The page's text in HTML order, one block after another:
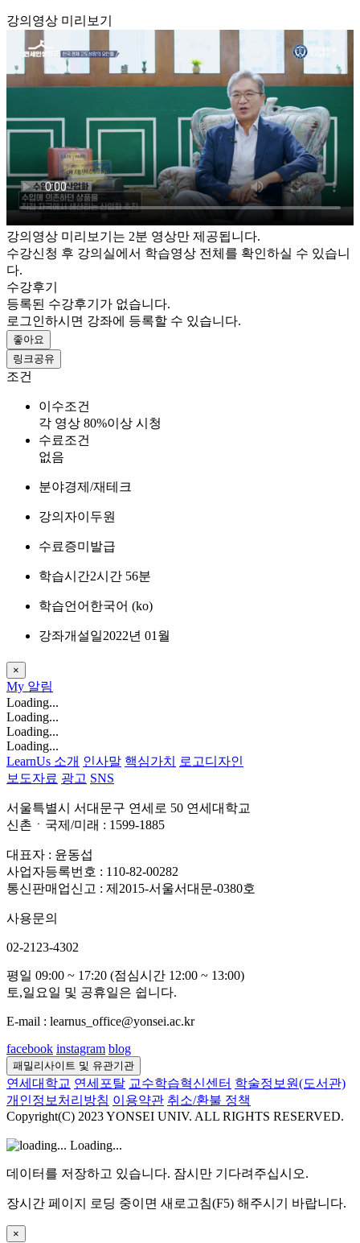
강의영상 미리보기
강의영상 미리보기는 2분 영상만 제공됩니다.
수강신청 후 강의실에서 학습영상 전체를 확인하실 수 있습니
다.
수강후기
등록된 수강후기가 없습니다.
로그인하시면 강좌에 등록할 수 있습니다.
좋아요
링크공유
조건
이수조건
각 영상 80%이상 시청
수료조건
없음
분야경제/재테크
강의자이두원
수료증미발급
학습시간2시간 56분
학습언어 한국어 ‎(ko)‎
강좌개설일2022년 01월
×
My 알림
Loading...
Loading...
Loading...
Loading...
LearnUs 소개 인사말 핵심가치
로고디자인
보도자료 광고 SNS
서울특별시 서대문구 연세로 50 연세대학교
신촌ㆍ국제/미래 : 1599-1885
대표자 : 윤동섭
사업자등록번호 : 110-82-00282
통신판매업신고 : 제2015-서울서대문-0380호
사용문의
02-2123-4302
평일 09:00 ~ 17:20 (점심시간 12:00 ~ 13:00)
토,일요일 및 공휴일은 쉽니다.
E-mail : learnus_office@yonsei.ac.kr
facebook instagram blog
패밀리사이트 및 유관기관
연세대학교 연세포탈 교수학습혁신센터 학술정보원(도서관)
개인정보처리방침 이용약관 취소/환불 정책
Copyright(C) 2023 YONSEI UNIV. ALL RIGHTS RESERVED.
Loading...
데이터를 저장하고 있습니다. 잠시만 기다려주십시오.
장시간 페이지 로딩 중이면 새로고침(F5) 해주시기 바랍니다.
×